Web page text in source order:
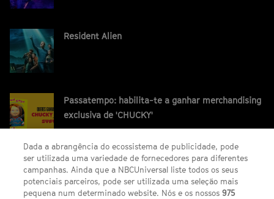
Resident Alien
Passatempo: habilita-te a ganhar merchandising
exclusiva de 'CHUCKY'
Dada a abrangência do ecossistema de publicidade, pode
ser utilizada uma variedade de fornecedores para diferentes
campanhas. Ainda que a NBCUniversal liste todos os seus
potenciais parceiros, pode ser utilizada uma seleção mais
pequena num determinado website. Nós e os nossos975